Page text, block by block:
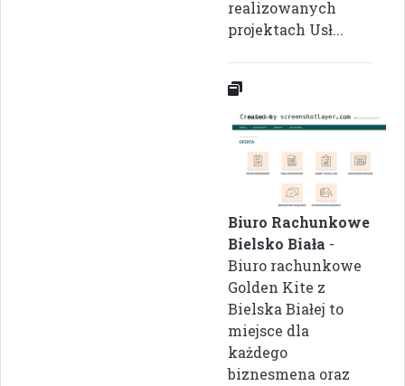
realizowanych
projektach Usł...
Biuro Rachunkowe
Bielsko Biała -
Biuro rachunkowe
Golden Kite z
Bielska Białej to
miejsce dla
każdego
biznesmena oraz